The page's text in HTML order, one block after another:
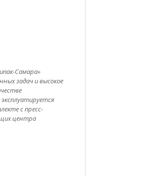
Самара»
задач и высокое
с пресс-
центра